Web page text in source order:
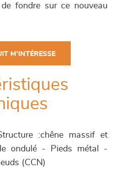
fondre sur ce nouveau
M'INTÉRESSE
:chêne massif et
ondulé - Pieds métal -
(CCN)